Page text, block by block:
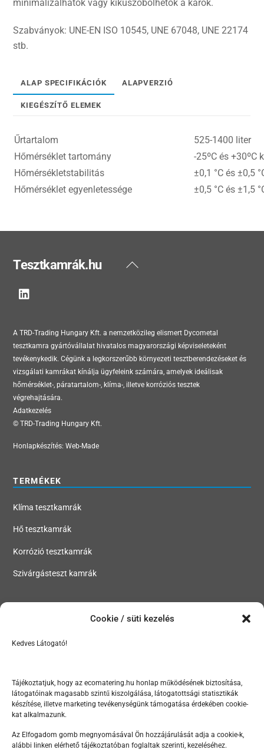
Cookie / süti kezelés
Kedves Látogató!
Tájékoztatjuk, hogy az ecomatering.hu honlap működésének biztosítása,
látogatóinak magasabb szintű kiszolgálása, látogatottsági statisztikák
készítése, illetve marketing tevékenységünk támogatása érdekében cookie-
kat alkalmazunk.
Az Elfogadom gomb megnyomásával Ön hozzájárulását adja a cookie-k,
alábbi linken elérhető tájékoztatóban foglaltak szerinti, kezeléséhez.
minimalizálhatók vagy kiküszöbölhetők a károk.
Szabványok: UNE-EN ISO 10545, UNE 67048, UNE 22174
stb.
ALAP SPECIFIKÁCIÓK ALAPVERZIÓ
KIEGÉSZÍTŐ ELEMEK
Űrtartalom
525-1400 liter
Hőmérséklet tartomány
-25ºC és +30ºC
Hőmérsékletstabilitás
±0,1 °C és ±0,5
Hőmérséklet egyenletessége
±0,5 °C és ±1,5
Back
Tesztkamrák.hu
A TRD-Trading Hungary Kft. a nemzetközileg elismert Dycometal
tesztkamra gyártóvállalat hivatalos magyarországi képviseleteként
tevékenykedik. Cégünk a legkorszerűbb környezeti tesztberendezéseket és
vizsgálati kamrákat kínálja ügyfeleink számára, amelyek ideálisak
hőmérséklet-, páratartalom-, klíma-, illetve korróziós tesztek
végrehajtására.
Adatkezelés
© TRD-Trading Hungary Kft.
Honlapkészítés:Web-Made
TERMÉKEK
Klíma tesztkamrák
Hő tesztkamrák
Korrózió tesztkamrák
Szivárgásteszt kamrák
Rólunk
Hírek